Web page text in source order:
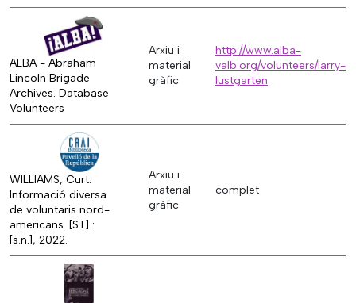
ALBA - Abraham
Lincoln Brigade
Archives. Database
Volunteers
Arxiu i
material
gràfic
http://www.alba-
valb.org/volunteers/larry-
lustgarten
WILLIAMS, Curt.
Informació diversa
de voluntaris nord-
americans. [S.l.] :
[s.n.], 2022.
Arxiu i
material
gràfic
complet